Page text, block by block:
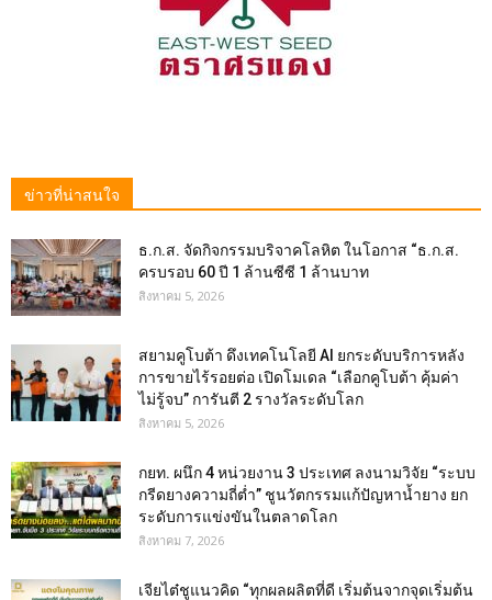
ข่าวที่น่าสนใจ
ธ.ก.ส. จัดกิจกรรมบริจาคโลหิต ในโอกาส “ธ.ก.ส.
ครบรอบ 60 ปี 1 ล้านซีซี 1 ล้านบาท
สิงหาคม 5, 2026
สยามคูโบต้า ดึงเทคโนโลยี AI ยกระดับบริการหลัง
การขายไร้รอยต่อ เปิดโมเดล “เลือกคูโบต้า คุ้มค่า
ไม่รู้จบ” การันตี 2 รางวัลระดับโลก
สิงหาคม 5, 2026
กยท. ผนึก 4 หน่วยงาน 3 ประเทศ ลงนามวิจัย “ระบบ
กรีดยางความถี่ต่ำ” ชูนวัตกรรมแก้ปัญหาน้ำยาง ยก
ระดับการแข่งขันในตลาดโลก
สิงหาคม 7, 2026
เจียไต๋ชูแนวคิด “ทุกผลผลิตที่ดี เริ่มต้นจากจุดเริ่มต้น